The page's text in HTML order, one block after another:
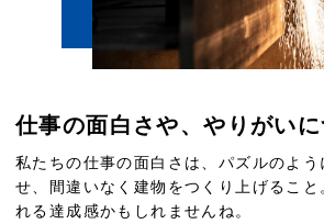
仕事の面白さや、やりがい
私たちの仕事の面白さは、パズルのよ
せ、間違いなく建物をつくり上げるこ
れる達成感かもしれませんね。